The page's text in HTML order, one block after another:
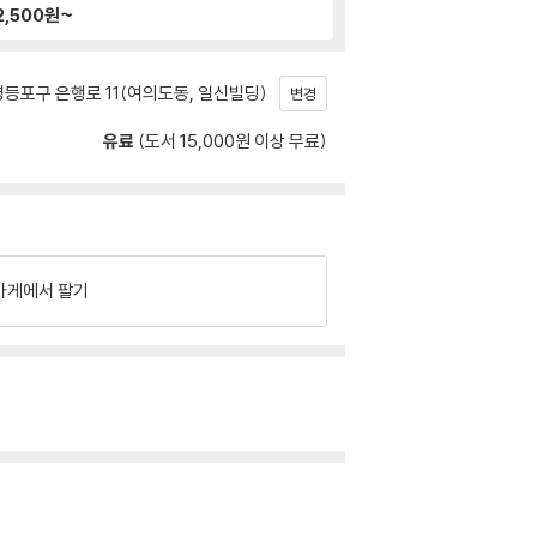
원~
포구 은행로 11(여의도동, 일신빌딩) 변경
유료 (도서 15,000원 이상 무료)
게에서 팔기